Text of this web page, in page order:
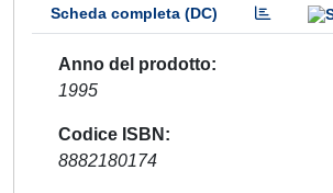
Scheda completa (DC)
Anno del prodotto
1995
Codice ISBN
8882180174